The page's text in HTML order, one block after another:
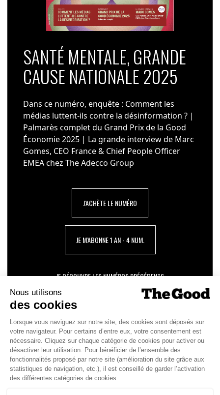
SANTÉ MENTALE, GRANDE
CAUSE NATIONALE 2025
Dans ce numéro, enquête : Comment les
médias luttent-ils contre la désinformation ? |
Palmarès complet du Grand Prix de la Good
Économie 2025 | La grande interview de Marc
Gomes, CEO France & Chief People Officer
EMEA chez The Adecco Group
J'ACHÈTE LE NUMÉRO
JE M'ABONNE 1 AN - 4 NUM.
JE DÉCOUVRE LES NUMÉROS PRÉCÉDENTS
Je suis déjà abonné(e) :
version digitale